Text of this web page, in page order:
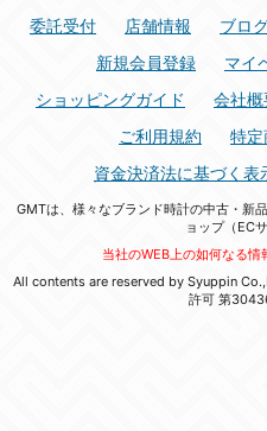
委託受付
店舗情報 ブロ
新規会員登録
マイ
ショッピングガイド
会社概
ご利用規約
特
資金決済法に基づく表
GMTは、様々なブランド時計の中古・新
ョップ（EC
当社のWEB上の如何なる情
All contents are reserved by Syuppin
許可 第